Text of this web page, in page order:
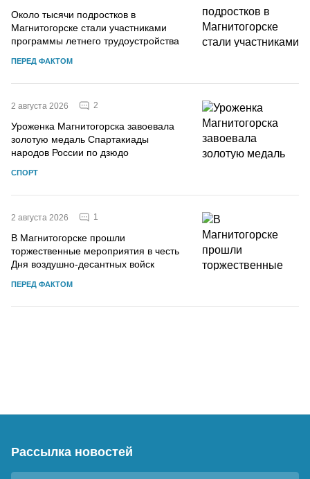
Около тысячи подростков в
Магнитогорске стали участниками
программы летнего трудоустройства
ПЕРЕД ФАКТОМ
2 августа 2026 2
Уроженка Магнитогорска завоевала
золотую медаль Спартакиады
народов России по дзюдо
СПОРТ
2 августа 2026 1
В Магнитогорске прошли
торжественные мероприятия в честь
Дня воздушно-десантных войск
ПЕРЕД ФАКТОМ
Рассылка новостей